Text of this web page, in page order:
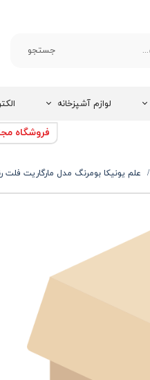
جستجو
لوازم آشپزخانه
فروشگاه
علم یونیکا بومرنگ مدل مارگاریت فلت